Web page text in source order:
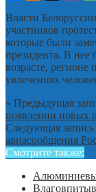
Власти
участников
которые были
президента. В нее
возрасте,
увлечениях
« Предыдущая
появлении новых
Следующая запись
авиасообщения
Смотрите также: